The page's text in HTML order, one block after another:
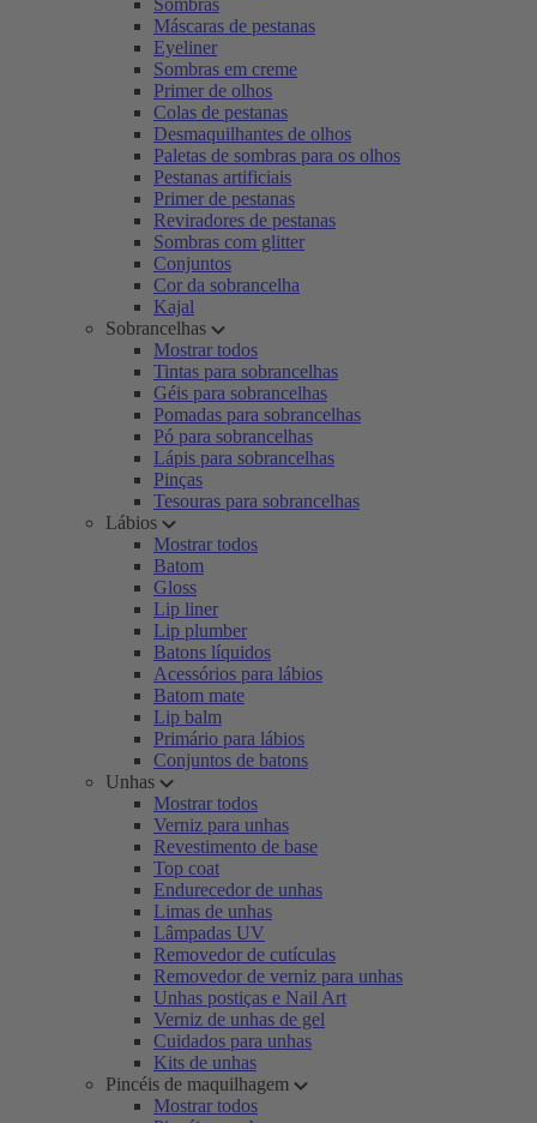
Sombras
Máscaras de pestanas
Eyeliner
Sombras em creme
Primer de olhos
Colas de pestanas
Desmaquilhantes de olhos
Paletas de sombras para os olhos
Pestanas artificiais
Primer de pestanas
Reviradores de pestanas
Sombras com glitter
Conjuntos
Cor da sobrancelha
Kajal
Sobrancelhas
Mostrar todos
Tintas para sobrancelhas
Géis para sobrancelhas
Pomadas para sobrancelhas
Pó para sobrancelhas
Lápis para sobrancelhas
Pinças
Tesouras para sobrancelhas
Lábios
Mostrar todos
Batom
Gloss
Lip liner
Lip plumber
Batons líquidos
Acessórios para lábios
Batom mate
Lip balm
Primário para lábios
Conjuntos de batons
Unhas
Mostrar todos
Verniz para unhas
Revestimento de base
Top coat
Endurecedor de unhas
Limas de unhas
Lâmpadas UV
Removedor de cutículas
Removedor de verniz para unhas
Unhas postiças e Nail Art
Verniz de unhas de gel
Cuidados para unhas
Kits de unhas
Pincéis de maquilhagem
Mostrar todos